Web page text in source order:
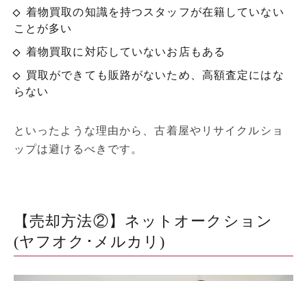
着物買取の知識を持つスタッフが在籍していない
ことが多い
着物買取に対応していないお店もある
買取ができても販路がないため、高額査定にはな
らない
といったような理由から、古着屋やリサイクルショ
ップは避けるべきです。
【売却方法②】ネットオークション
(ヤフオク･メルカリ)